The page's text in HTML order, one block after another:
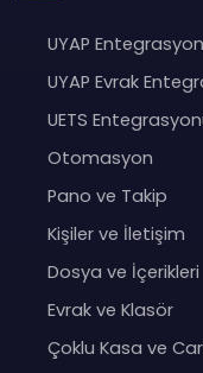
UYAP
UYAP Evrak
UETS
Otomasyon
Pano ve Takip
Kişiler ve İletişim
Dosya ve İçerikleri
Evrak ve Klasör
Çoklu Kasa ve